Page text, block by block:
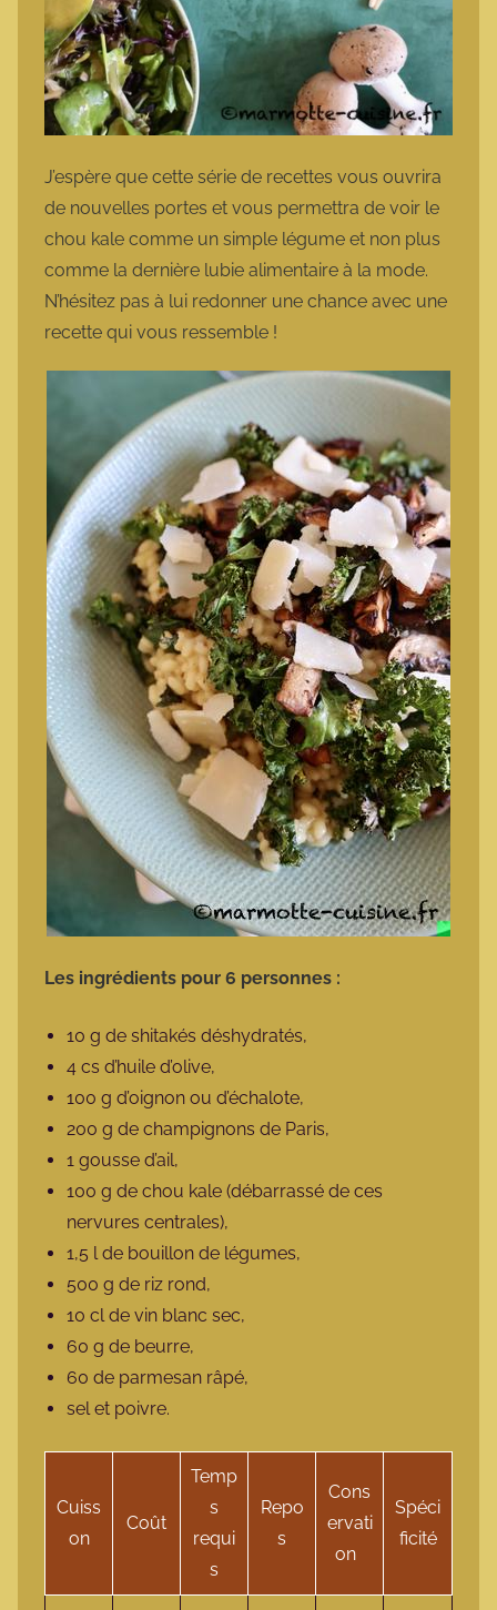
J’espère que cette série de recettes vous ouvrira
de nouvelles portes et vous permettra de voir le
chou kale comme un simple légume et non plus
comme la dernière lubie alimentaire à la mode.
N’hésitez pas à lui redonner une chance avec une
recette qui vous ressemble !
Les ingrédients pour 6 personnes :
10 g de shitakés déshydratés,
4 cs d’huile d’olive,
100 g d’oignon ou d’échalote,
200 g de champignons de Paris,
1 gousse d’ail,
100 g de chou kale (débarrassé de ces
nervures centrales),
1,5 l de bouillon de légumes,
500 g de riz rond,
10 cl de vin blanc sec,
60 g de beurre,
60 de parmesan râpé,
sel et poivre.
Cuiss
on
Coût
Temp
s
requi
s
Repo
s
Cons
ervati
on
Spéci
ficité